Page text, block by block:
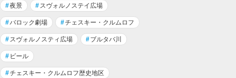
#夜景 # スヴォルノステイ広場
#バロック劇場 #チェスキー・クルムロフ
# スヴォルノスティ広場 # ブルタバ川
# ビール
#チェスキー・クルムロフ歴史地区